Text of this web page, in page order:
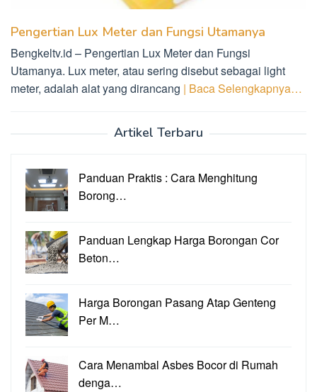
Pengertian Lux Meter dan Fungsi Utamanya
Bengkeltv.id – Pengertian Lux Meter dan Fungsi
Utamanya. Lux meter, atau sering disebut sebagai light
meter, adalah alat yang dirancang | Baca Selengkapnya…
Artikel Terbaru
Panduan Praktis : Cara Menghitung
Borong…
Panduan Lengkap Harga Borongan Cor
Beton…
Harga Borongan Pasang Atap Genteng
Per M…
Cara Menambal Asbes Bocor di Rumah
denga…